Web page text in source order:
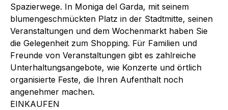
Spazierwege. In Moniga del Garda, mit seinem
blumengeschmückten Platz in der Stadtmitte, seinen
Veranstaltungen und dem Wochenmarkt haben Sie
die Gelegenheit zum Shopping. Für Familien und
Freunde von Veranstaltungen gibt es zahlreiche
Unterhaltungsangebote, wie Konzerte und örtlich
organisierte Feste, die Ihren Aufenthalt noch
angenehmer machen.
EINKAUFEN